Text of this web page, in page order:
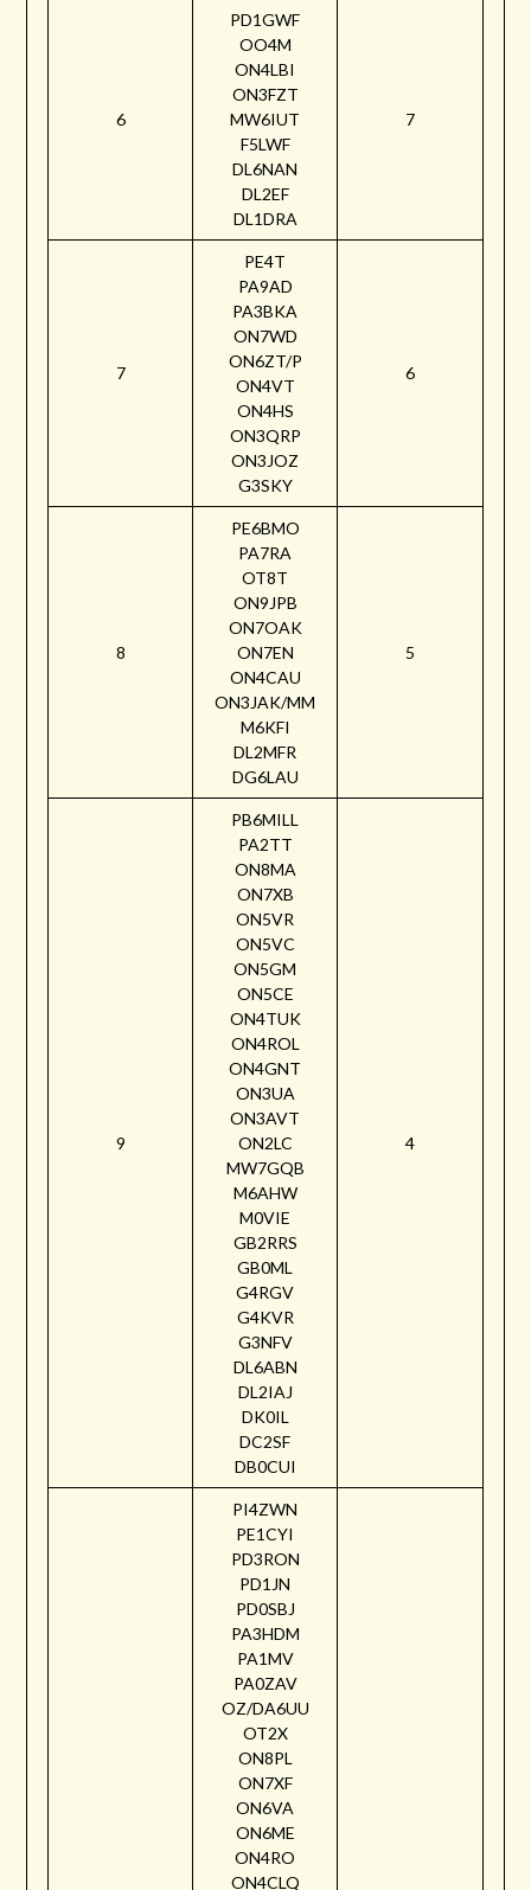
6
PD1GWF
OO4M
ON4LBI
ON3FZT
MW6IUT
F5LWF
DL6NAN
DL2EF
DL1DRA
7
7
PE4T
PA9AD
PA3BKA
ON7WD
ON6ZT/P
ON4VT
ON4HS
ON3QRP
ON3JOZ
G3SKY
6
8
PE6BMO
PA7RA
OT8T
ON9JPB
ON7OAK
ON7EN
ON4CAU
ON3JAK/MM
M6KFI
DL2MFR
DG6LAU
5
9
PB6MILL
PA2TT
ON8MA
ON7XB
ON5VR
ON5VC
ON5GM
ON5CE
ON4TUK
ON4ROL
ON4GNT
ON3UA
ON3AVT
ON2LC
MW7GQB
M6AHW
M0VIE
GB2RRS
GB0ML
G4RGV
G4KVR
G3NFV
DL6ABN
DL2IAJ
DK0IL
DC2SF
DB0CUI
4
PI4ZWN
PE1CYI
PD3RON
PD1JN
PD0SBJ
PA3HDM
PA1MV
PA0ZAV
OZ/DA6UU
OT2X
ON8PL
ON7XF
ON6VA
ON6ME
ON4RO
ON4CLQ